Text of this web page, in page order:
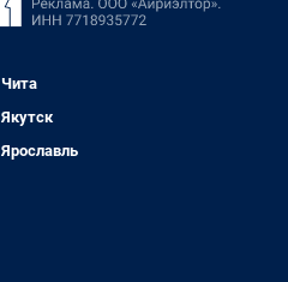
Чита
Якутск
Ярославль